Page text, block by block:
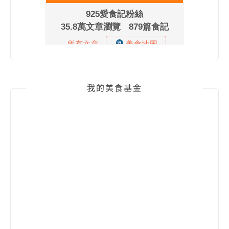
我的美食基金